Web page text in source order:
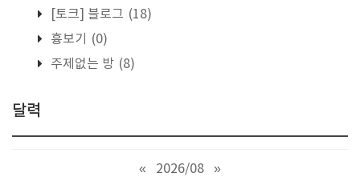
[토크] 블로그 (18)
흉보기
(0)
주제없는 방 (8)
달력
« 2026/08 »